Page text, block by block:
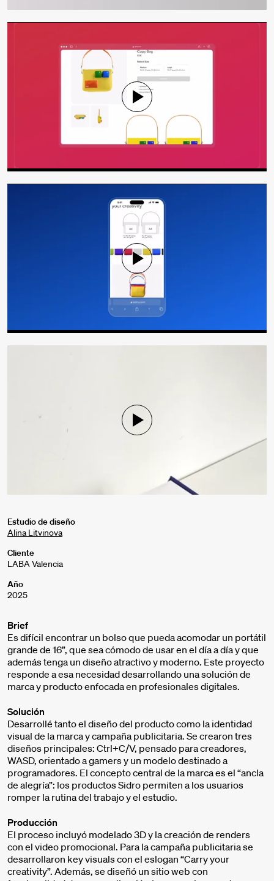
Mute Settings
Mute Settings
Mute Settings
Mute Settings
Estudio de diseño
Alina Litvinova
Cliente
LABA Valencia
Año
2025
Brief
Es difícil encontrar un bolso que pueda acomodar un portátil
grande de 16”, que sea cómodo de usar en el día a día y que
además tenga un diseño atractivo y moderno. Este proyecto
responde a esa necesidad desarrollando una solución de
marca y producto enfocada en profesionales digitales.
Solución
Desarrollé tanto el diseño del producto como la identidad
visual de la marca y campaña publicitaria. Se crearon tres
diseños principales: Ctrl+C/V, pensado para creadores,
WASD, orientado a gamers y un modelo destinado a
programadores. El concepto central de la marca es el “ancla
de alegría”: los productos Sidro permiten a los usuarios
romper la rutina del trabajo y el estudio.
Producción
El proceso incluyó modelado 3D y la creación de renders
con el video promocional. Para la campaña publicitaria se
desarrollaron key visuals con el eslogan “Carry your
creativity”. Además, se diseñó un sitio web con